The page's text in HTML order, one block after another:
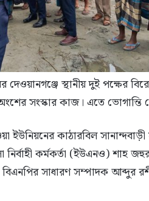
দেওয়ানগঞ্জে স্থানীয় দুই পক্ষের
সংস্কার কাজ। এতে ভোগান্তি
কাঠারবিল
কর্মকর্তা (ইউএনও) শাহ
সাধারণ সম্পাদক আব্দুর রশীদ